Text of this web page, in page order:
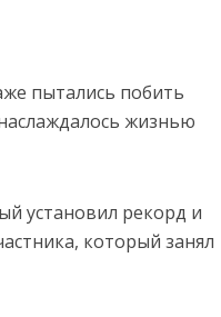
пытались побить
жизнью
установил рекорд и
который занял